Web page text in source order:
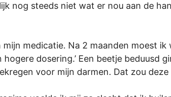
nog steeds niet wat er nou aan de
medicatie. Na 2 maanden moest
dosering.’ Een beetje beduusd
voor mijn darmen. Dat zou